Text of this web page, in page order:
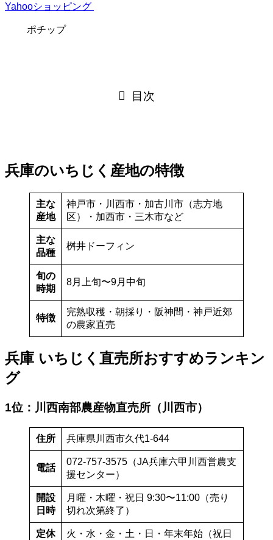
Yahooショッピング
ポチップ
目次
兵庫のいちじく産地の特徴
主な
産地
神戸市・川西市・加古川市（志方地
区）・加西市・三木市など
主な
品種
桝井ドーフィン
旬の
時期
8月上旬〜9月中旬
特徴
完熟収穫・朝採り・阪神間・神戸近郊
の農家直売
兵庫 いちじく直売所おすすめランキン
グ
1位：川西南部農産物直売所（川西市）
住所 兵庫県川西市久代1-644
電話
072-757-3575（JA兵庫六甲川西営農支
援センター）
開設
日時
月曜・木曜・祝日 9:30〜11:00（売り
切れ次第終了）
定休
火・水・金・土・日・年末年始（祝日